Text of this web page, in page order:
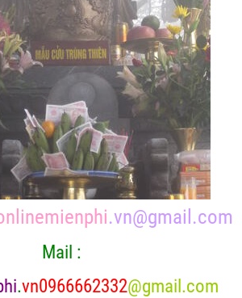
.vn@gmail.com
Mail :
.vn0966662332@gmail.com